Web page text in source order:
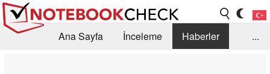
Ana Sayfa İnceleme
Haberler
...